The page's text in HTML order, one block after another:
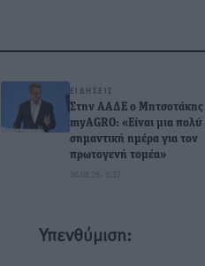
ΕΙΔΉΣΕΙΣ
Στην ΑΑΔΕ ο Μητσοτάκης
myAGRO: «Είναι μια πολύ
σημαντική ημέρα για τον
πρωτογενή τομέα»
06.08.26 · 11:37
Υπενθύμιση: